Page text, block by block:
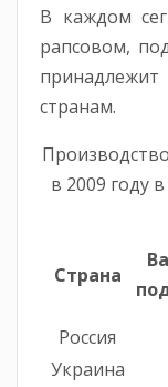
В каждом
рапсовом,
странам.
в 2009 году
Страна
Россия
Украина